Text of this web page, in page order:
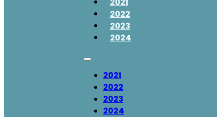
2022
2023
2024
2021
2022
2023
2024